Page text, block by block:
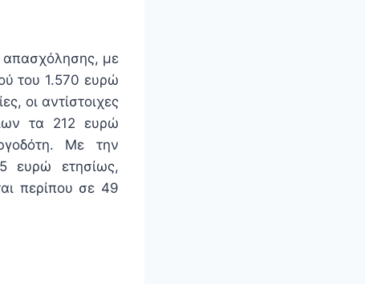
απασχόλησης, με
του 1.570 ευρώ
οι αντίστοιχες
τα 212 ευρώ
Με την
ευρώ ετησίως,
περίπου σε 49